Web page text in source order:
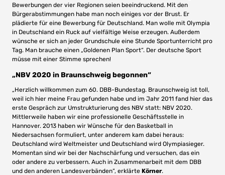
Bewerbungen der vier Regionen seien beeindruckend. Mit den
Bürgerabstimmungen habe man noch einiges vor der Brust. Er
plädierte für eine Bewerbung für Deutschland. Man wolle mit Olympia
in Deutschland ein Ruck auf vielfältige Weise erzeugen. Außerdem
wünsche er sich an jeder Grundschule eine Stunde Sportunterricht pro
Tag. Man brauche einen „Goldenen Plan Sport“. Der deutsche Sport
müsse mit einer Stimme sprechen!
„NBV 2020 in Braunschweig begonnen“
„Herzlich willkommen zum 60. DBB-Bundestag. Braunschweig ist toll,
weil ich hier meine Frau gefunden habe und im Jahr 2011 fand hier das
erste Gespräch zur Umstrukturierung des NBV statt: NBV 2020.
Mittlerweile haben wir eine professionelle Geschäftsstelle in
Hannover. 2013 haben wir Wünsche für den Basketball in
Niedersachsen formuliert, unter anderem kam dabei heraus:
Deutschland wird Weltmeister und Deutschland wird Olympiasieger.
Momentan sind wir bei der Nachschärfung und versuchen, das ein
oder andere zu verbessern. Auch in Zusammenarbeit mit dem DBB
und den anderen Landesverbänden“, erklärte Körner.